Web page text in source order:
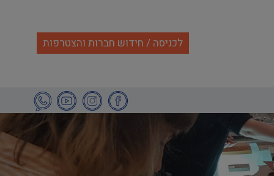
לכניסה / חידוש חברות והצטרפות